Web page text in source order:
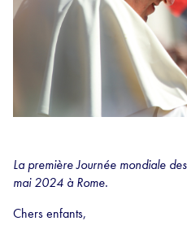
La première Journée mondiale
mai 2024 à Rome.
Chers enfants,